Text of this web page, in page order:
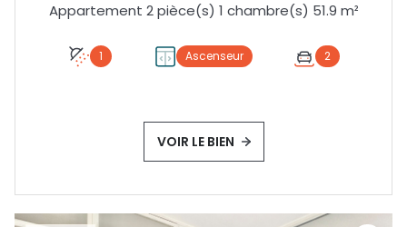
Appartement 2 pièce(s) 1 chambre(s) 51.9 m²
1 Ascenseur 2
VOIR LE BIEN